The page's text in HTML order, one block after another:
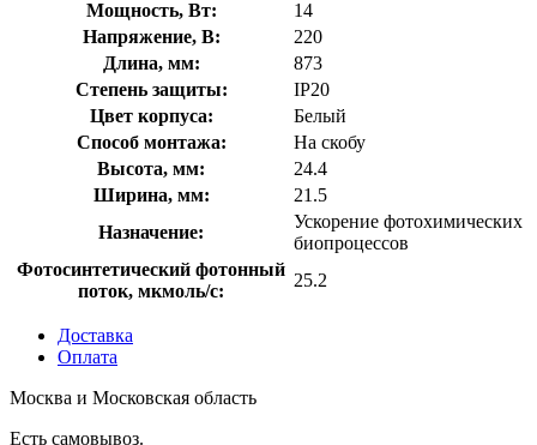
Мощность, Вт:
14
Напряжение, В:
220
Длина, мм:
873
Степень защиты:
IP20
Цвет корпуса:
Белый
Способ монтажа:
На скобу
Высота, мм:
24.4
Ширина, мм:
21.5
Назначение:
Ускорение фотохимических
биопроцессов
Фотосинтетический фотонный
поток, мкмоль/с:
25.2
Доставка
Оплата
Москва и Московская область
Есть самовывоз.